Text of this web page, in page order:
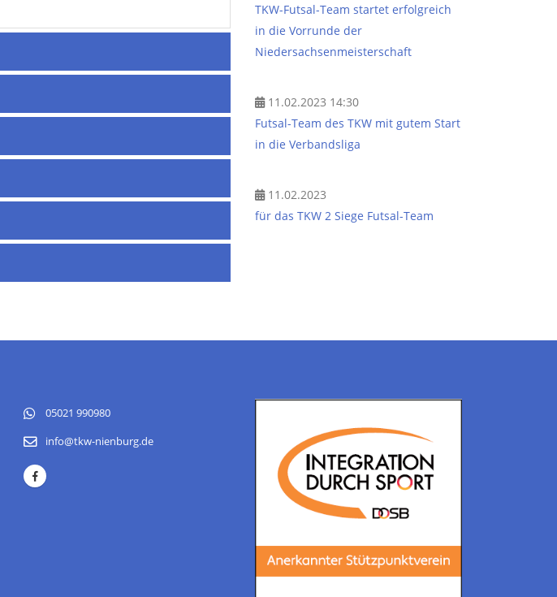
TKW-Futsal-Team startet erfolgreich
in die Vorrunde der
Niedersachsenmeisterschaft
11.02.2023 14:30
Futsal-Team des TKW mit gutem Start
in die Verbandsliga
11.02.2023
für das TKW 2 Siege Futsal-Team
05021 990980
info@tkw-nienburg.de